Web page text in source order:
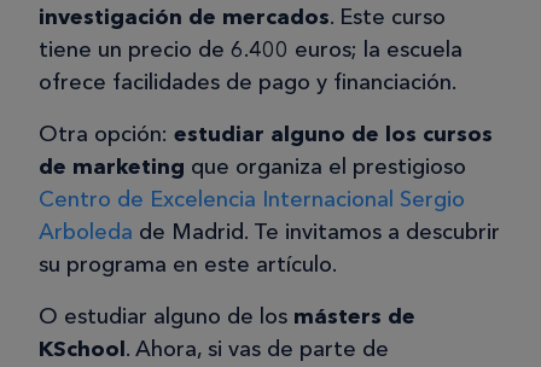
investigación de mercados. Este curso
tiene un precio de 6.400 euros; la escuela
ofrece facilidades de pago y financiación.
Otra opción: estudiar alguno de los cursos
de marketing que organiza el prestigioso
Centro de Excelencia Internacional Sergio
Arboleda de Madrid. Te invitamos a descubrir
su programa en este artículo.
O estudiar alguno de los másters de
KSchool. Ahora, si vas de parte de